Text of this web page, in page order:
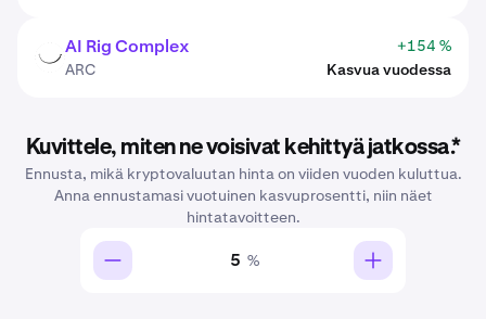
ARC AI Rig Complex
ARC Kasvua vuodessa
+154 %
Kuvittele, miten ne voisivat kehittyä jatkossa.*
Ennusta, mikä kryptovaluutan hinta on viiden vuoden kuluttua.
Anna ennustamasi vuotuinen kasvuprosentti, niin näet
hintatavoitteen.
%